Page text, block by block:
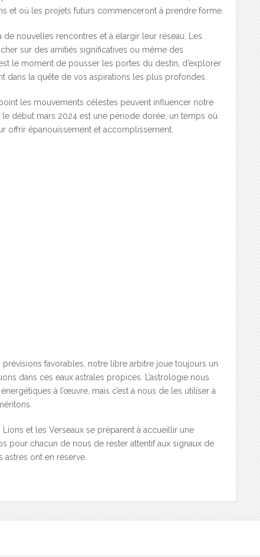
et où les projets futurs commenceront à prendre forme.
de nouvelles rencontres et à élargir leur réseau. Les
sur des amitiés significatives ou même des
le moment de pousser les portes du destin, d’explorer
dans la quête de vos aspirations les plus profondes.
les mouvements célestes peuvent influencer notre
début mars 2024 est une période dorée, un temps où
offrir épanouissement et accomplissement.
prévisions favorables, notre libre arbitre joue toujours un
dans ces eaux astrales propices. L’astrologie nous
à l’œuvre, mais c’est à nous de les utiliser à
et les Verseaux se préparent à accueillir une
pour chacun de nous de rester attentif aux signaux de
astres ont en réserve.